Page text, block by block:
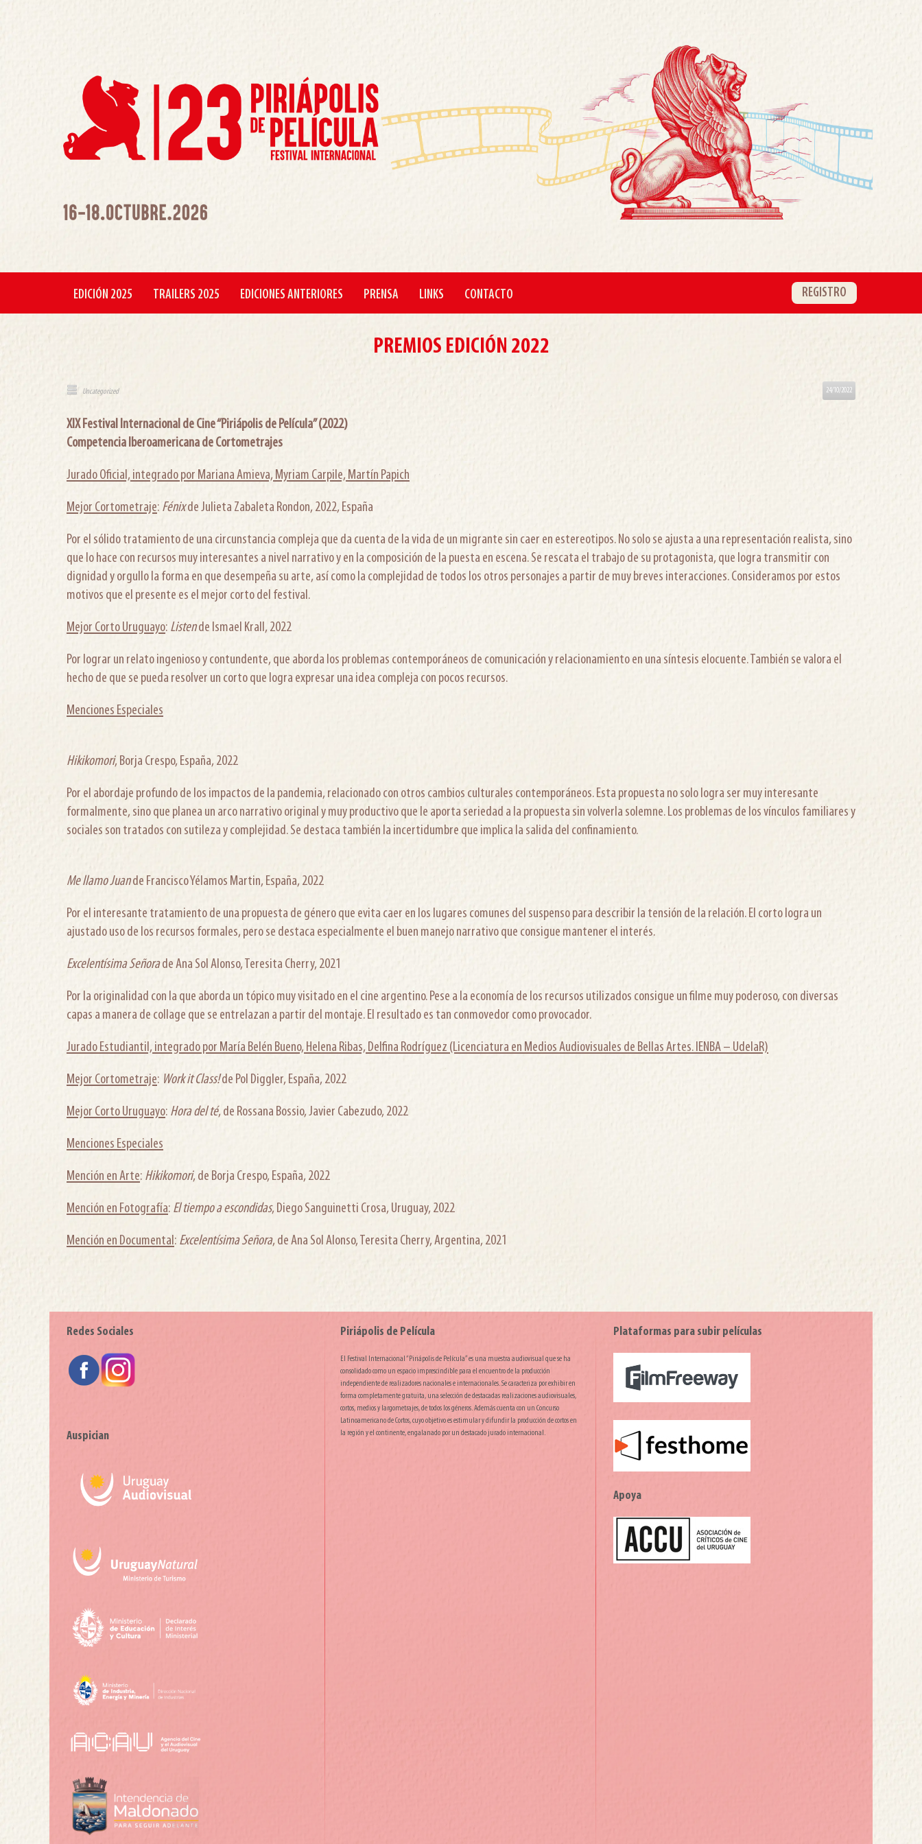
EDICIÓN 2025 TRAILERS 2025 EDICIONES ANTERIORES PRENSA LINKS CONTACTO REGISTRO
PREMIOS EDICIÓN 2022
24/10/2022
Uncategorized
XIX Festival Internacional de Cine “Piriápolis de Película” (2022)
Competencia Iberoamericana de Cortometrajes
Jurado Oficial, integrado por Mariana Amieva, Myriam Carpile, Martín Papich
Mejor Cortometraje: Fénixde Julieta Zabaleta Rondon, 2022, España
Por el sólido tratamiento de una circunstancia compleja que da cuenta de la vida de un migrante sin caer en estereotipos. No solo se ajusta a una representación realista, sino
que lo hace con recursos muy interesantes a nivel narrativo y en la composición de la puesta en escena. Se rescata el trabajo de su protagonista, que logra transmitir con
dignidad y orgullo la forma en que desempeña su arte, así como la complejidad de todos los otros personajes a partir de muy breves interacciones. Consideramos por estos
motivos que el presente es el mejor corto del festival.
Mejor Corto Uruguayo: Listende Ismael Krall, 2022
Por lograr un relato ingenioso y contundente, que aborda los problemas contemporáneos de comunicación y relacionamiento en una síntesis elocuente. También se valora el
hecho de que se pueda resolver un corto que logra expresar una idea compleja con pocos recursos.
Menciones Especiales
Hikikomori, Borja Crespo, España, 2022
Por el abordaje profundo de los impactos de la pandemia, relacionado con otros cambios culturales contemporáneos. Esta propuesta no solo logra ser muy interesante
formalmente, sino que planea un arco narrativo original y muy productivo que le aporta seriedad a la propuesta sin volverla solemne. Los problemas de los vínculos familiares y
sociales son tratados con sutileza y complejidad. Se destaca también la incertidumbre que implica la salida del confinamiento.
Me llamo Juande Francisco Yélamos Martin, España, 2022
Por el interesante tratamiento de una propuesta de género que evita caer en los lugares comunes del suspenso para describir la tensión de la relación. El corto logra un
ajustado uso de los recursos formales, pero se destaca especialmente el buen manejo narrativo que consigue mantener el interés.
Excelentísima Señorade Ana Sol Alonso, Teresita Cherry, 2021
Por la originalidad con la que aborda un tópico muy visitado en el cine argentino. Pese a la economía de los recursos utilizados consigue un filme muy poderoso, con diversas
capas a manera de collage que se entrelazan a partir del montaje. El resultado es tan conmovedor como provocador.
Jurado Estudiantil, integrado por María Belén Bueno, Helena Ribas, Delfina Rodríguez (Licenciatura en Medios Audiovisuales de Bellas Artes. IENBA – UdelaR)
Mejor Cortometraje: Work it Class!de Pol Diggler, España, 2022
Mejor Corto Uruguayo: Hora del té, de Rossana Bossio, Javier Cabezudo, 2022
Menciones Especiales
Mención en Arte: Hikikomori, de Borja Crespo, España, 2022
Mención en Fotografía: El tiempo a escondidas, Diego Sanguinetti Crosa, Uruguay, 2022
Mención en Documental: Excelentísima Señora, de Ana Sol Alonso, Teresita Cherry, Argentina, 2021
Redes Sociales
Auspician
Piriápolis de Película
El Festival Internacional “Piriápolis de Película” es una muestra audiovisual que se ha
consolidado como un espacio imprescindible para el encuentro de la producción
independiente de realizadores nacionales e internacionales. Se caracteriza por exhibir en
forma completamente gratuita, una selección de destacadas realizaciones audiovisuales,
cortos, medios y largometrajes, de todos los géneros. Además cuenta con un Concurso
Latinoamericano de Cortos, cuyo objetivo es estimular y difundir la producción de cortos en
la región y el continente, engalanado por un destacado jurado internacional.
Plataformas para subir películas
Apoya